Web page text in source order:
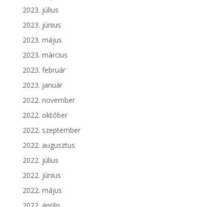
2023. július
2023. június
2023. május
2023. március
2023. február
2023. január
2022. november
2022. október
2022. szeptember
2022. augusztus
2022. július
2022. június
2022. május